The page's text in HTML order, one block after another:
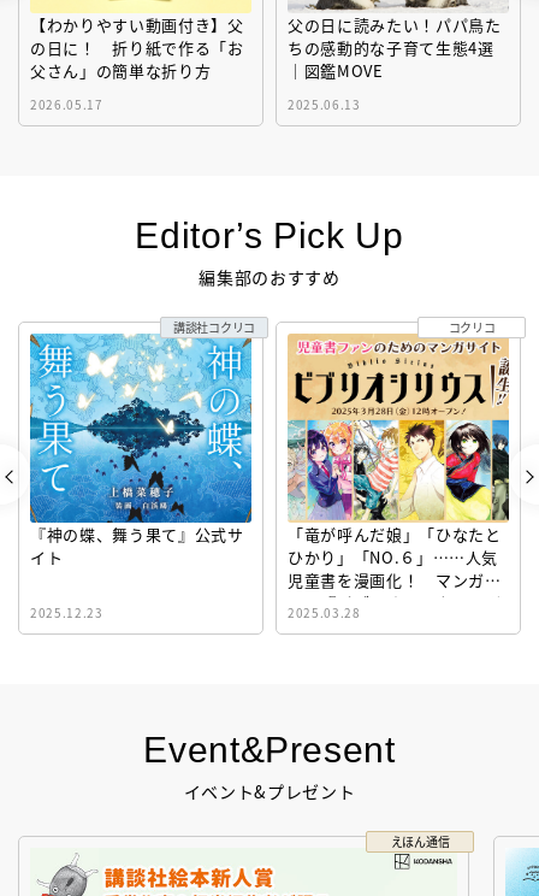
Event&Present
イベント&プレゼント
えほん通信
【わかりやすい動画付き】父
の日に！ 折り紙で作る「お
父さん」の簡単な折り方
2026.05.17
父の日に読みたい！パパ鳥た
ちの感動的な子育て生態4選
｜図鑑MOVE
2025.06.13
Editor’s Pick Up
編集部のおすすめ
『神の蝶、舞う果て』公式サ
イト
2025.12.23
講談社コクリコ
「竜が呼んだ娘」「ひなたと
ひかり」「NO.６」……人気
児童書を漫画化！ マンガサ
イト『ビブリオシリウス』誕
生！
2025.03.28
コクリコ